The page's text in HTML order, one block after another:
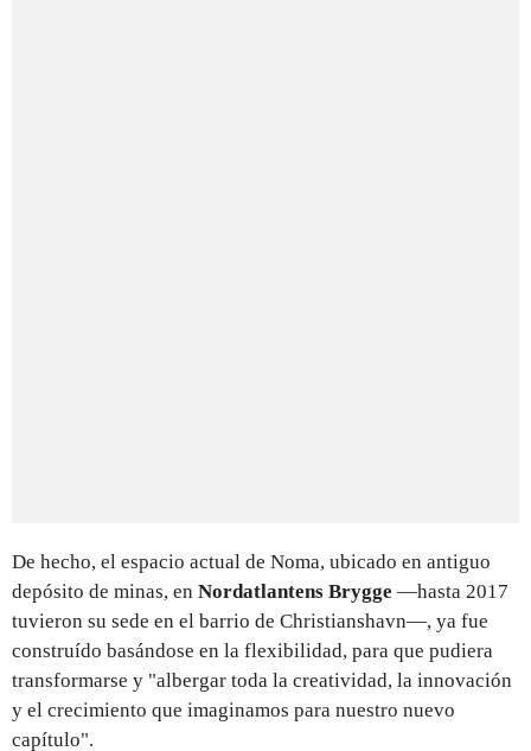
De hecho, el espacio actual de Noma, ubicado en antiguo
depósito de minas, en Nordatlantens Brygge —hasta 2017
tuvieron su sede en el barrio de Christianshavn—, ya fue
construído basándose en la flexibilidad, para que pudiera
transformarse y "albergar toda la creatividad, la innovación
y el crecimiento que imaginamos para nuestro nuevo
capítulo".